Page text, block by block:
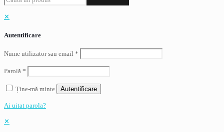
✕
Autentificare
Nume utilizator sau email *
Parolă *
Ține-mă minte Autentificare
Ai uitat parola?
✕